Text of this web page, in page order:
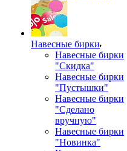
Навесные бирки
Навесные бирки
"Скидка"
Навесные бирки
"Пустышки"
Навесные бирки
"Сделано
вручную"
Навесные бирки
"Новинка"